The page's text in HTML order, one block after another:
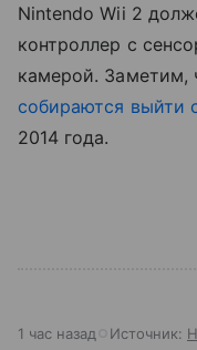
Nintendo Wii 2
контроллер с
камерой. Заметим,
собираются выйти
2014 года.
1 час назад Источник: